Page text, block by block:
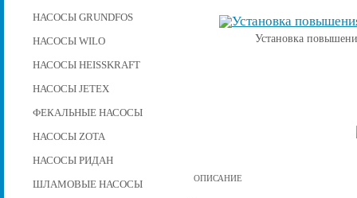
НАСОСЫ GRUNDFOS
НАСОСЫ WILO
НАСОСЫ HEISSKRAFT
НАСОСЫ JETEX
ФЕКАЛЬНЫЕ НАСОСЫ
НАСОСЫ ZOTA
НАСОСЫ РИДАН
ШЛАМОВЫЕ НАСОСЫ
Установка
ОПИСАНИЕ